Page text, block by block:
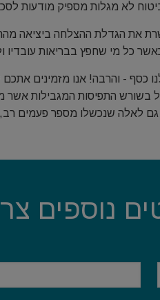
לא מגלות מספיק מודעות
את הגדלת ההצלחה ביציאה
כל מי שחפץ בבריאות עובדיו
כסף - והרבה! אנו מזמינים
בשורש התפיסות המגבילות אשר
לאלה שנכשלו מספר פעמים רב,
נוספים